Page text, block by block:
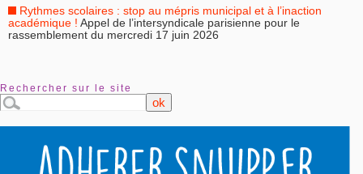
Rythmes scolaires : stop au mépris municipal et à l’inaction
académique ! Appel de l’intersyndicale parisienne pour le
rassemblement du mercredi 17 juin 2026
Rechercher sur le site